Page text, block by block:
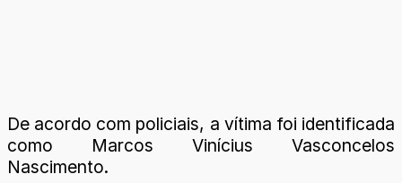
De acordo com policiais, a vítima foi identificada
como Marcos Vinícius Vasconcelos
Nascimento.